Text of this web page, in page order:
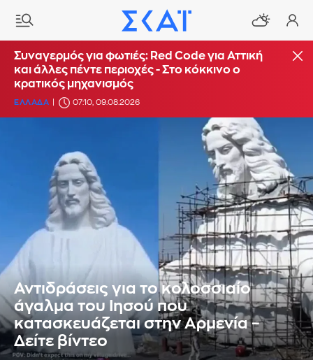
Συναγερμός για φωτιές: Red Code για Αττική
και άλλες πέντε περιοχές - Στο κόκκινο ο
κρατικός μηχανισμός
ΕΛΛΑΔΑ 07:10, 09.08.2026
Αντιδράσεις για το κολοσσιαίο
άγαλμα του Ιησού που
κατασκευάζεται στην Αρμενία –
Δείτε βίντεο